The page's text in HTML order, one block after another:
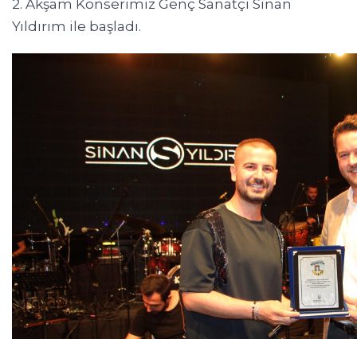
2. Akşam Konserimiz Genç Sanatçı Sinan
Yıldırım ile başladı.